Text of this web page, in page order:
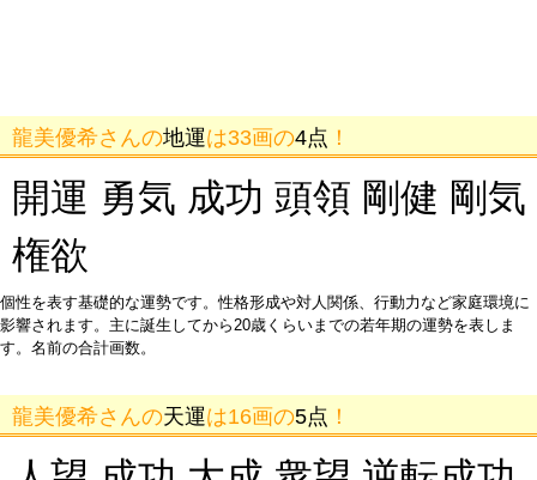
龍美優希さんの地運は33画の4点 ！
開運 勇気 成功 頭領 剛健 剛気
権欲
個性を表す基礎的な運勢です。性格形成や対人関係、行動力など家庭環境に
影響されます。主に誕生してから20歳くらいまでの若年期の運勢を表しま
す。名前の合計画数。
龍美優希さんの天運は16画の5点 ！